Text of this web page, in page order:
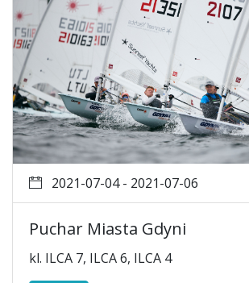
2021-07-04 - 2021-07-06
Puchar Miasta Gdyni
kl. ILCA 7, ILCA 6, ILCA 4